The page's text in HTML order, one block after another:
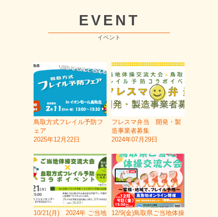
EVENT
イベント
鳥取方式フレイル予防フ
ェア
2025年12月22日
フレスマ弁当 開発・製
造事業者募集
2024年07月29日
10/21(月) 2024年 ご当地
12/9(金)鳥取県ご当地体操